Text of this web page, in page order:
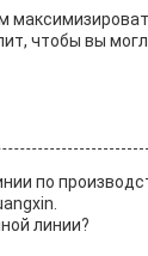
чтобы вы
по
линии?